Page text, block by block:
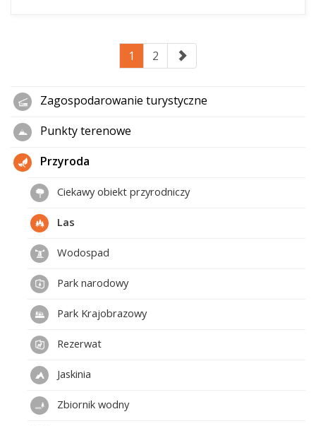
1 2
Zagospodarowanie turystyczne
Punkty terenowe
Przyroda
Ciekawy obiekt przyrodniczy
Las
Wodospad
Park narodowy
Park Krajobrazowy
Rezerwat
Jaskinia
Zbiornik wodny